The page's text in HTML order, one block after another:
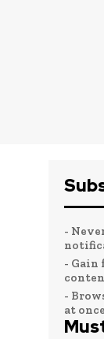
-
- Gain
-
at once